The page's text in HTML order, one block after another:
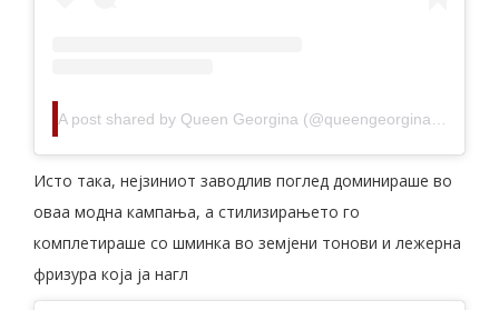
Исто така, нејзиниот заводлив поглед доминираше во
оваа модна кампања, а стилизирањето го
комплетираше со шминка во земјени тонови и лежерна
фризура која ја нагл